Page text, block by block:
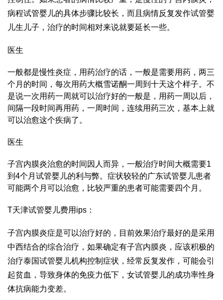
病程试管婴儿的具体步骤比较长，而且病情反复发作试管婴
儿生儿子 ，治疗的时间相对来说就要延长一些。
医生
一般都是慢性炎症，用药治疗的话，一般是需要用药，两三
个月的时间，每次用药大概雪诺酮一周到十天这个样子。不
是说一次用药一周就可以治疗好的一般是，用药一周以后，
间隔一段时间再用药，一周时间，连续用药三次，基本上就
可以治愈这个疾病了。
医生
子宫内膜炎治愈的时间因人而异，一般治疗时间大概需要1
到4个月 试管婴儿的利与弊。症状较轻的广东试管婴儿患者
可能两个月可以治愈，比较严重的患者可能需要四个月。
T天津试管婴儿费用 ips：
子宫内膜炎症是可以治疗好的，目前效果治疗最好的是采用
中西结合的综合治疗，如果确定有子宫内膜炎，应该积极的
治疗泰国试管婴儿机构控制症状，经常反复发作，可能会引
起贫血，导致身体的免疫力低下，女试管婴儿的成功率性身
体抗病能力变差。